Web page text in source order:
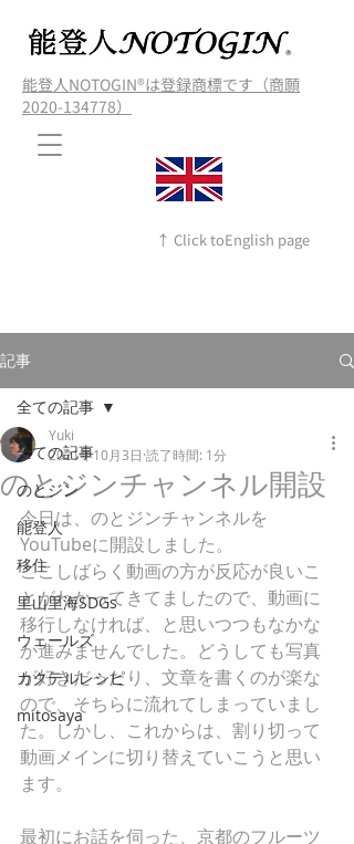
能登人NOTOGIN®️は登録商標です（商願
2020-134778）
↑ Click toEnglish page
記事
全ての記事
のとジン
能登人
移住
里山里海SDGs
ウェールズ
カクテルレシピ
mitosaya
全ての記事
のとジンチャンネル開設
Yuki
2021年10月3日 読了時間: 1分
今日は、のとジンチャンネルを
YouTubeに開設しました。
ここしばらく動画の方が反応が良いこ
とがわかってきてましたので、動画に
移行しなければ、と思いつつもなかな
か進みませんでした。どうしても写真
が好きだったり、文章を書くのが楽な
ので、そちらに流れてしまっていまし
た。しかし、これからは、割り切って
動画メインに切り替えていこうと思い
ます。
最初にお話を伺った、京都のフルーツ